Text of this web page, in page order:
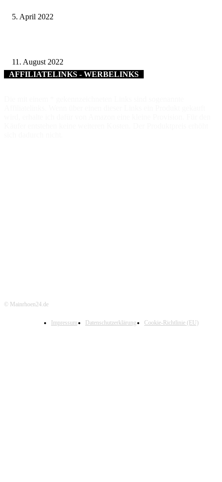
5. April 2022
11. August 2022
AFFILIATELINKS - WERBELINKS
© Mainrhoen24.de
Impressum Datenschutzerklärung Cookie-Richtlinie (EU)